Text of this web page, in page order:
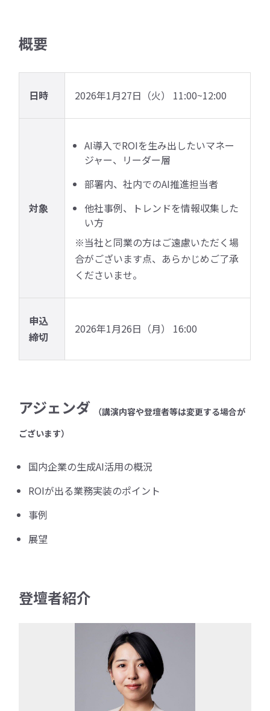
概要
日時 2026年1月27日（火） 11:00~12:00
対象
AI導入でROIを生み出したいマネー
ジャー、リーダー層
部署内、社内でのAI推進担当者
他社事例、トレンドを情報収集した
い方
※当社と同業の方はご遠慮いただく場
合がございます点、あらかじめご了承
くださいませ。
申込
締切
2026年1月26日（月） 16:00
アジェンダ
（講演内容や登壇者等は変更する場合が
ございます）
国内企業の生成AI活用の概況
ROIが出る業務実装のポイント
事例
展望
登壇者紹介